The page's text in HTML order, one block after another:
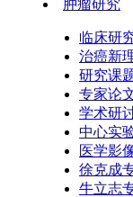
肿瘤研究
临床研
治癌新
研究课
专家论
学术研
中心实
医学影
徐克成
牛立志